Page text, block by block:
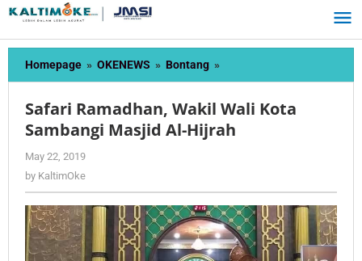
Skip
content
Homepage » OKENEWS » Bontang »
Ramadhan,
Wali
Kota
Safari Ramadhan, Wakil Wali Kota
Sambangi Masjid Al-Hijrah
May 22, 2019
by KaltimOke